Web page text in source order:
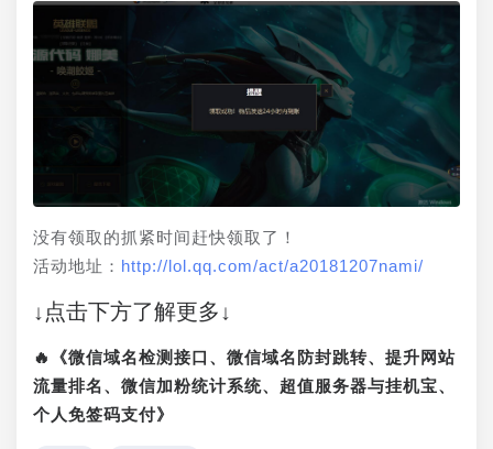
没有领取的抓紧时间赶快领取了！
活动地址： http://lol.qq.com/act/a20181207nami/
↓点击下方了解更多↓
🔥《微信域名检测接口、微信域名防封跳转、提升网站
流量排名、微信加粉统计系统、超值服务器与挂机宝、
个人免签码支付》